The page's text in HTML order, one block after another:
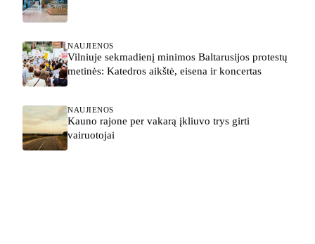
NAUJIENOS
Vilniuje sekmadienį minimos Baltarusijos protestų
metinės: Katedros aikštė, eisena ir koncertas
NAUJIENOS
Kauno rajone per vakarą įkliuvo trys girti
vairuotojai